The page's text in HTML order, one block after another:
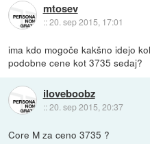
mtosev
::20. sep 2015, 17:01
ima kdo mogoče kakšno idejo
podobne cene kot 3735 sedaj?
iloveboobz
::20. sep 2015, 20:37
Core M za ceno 3735 ?